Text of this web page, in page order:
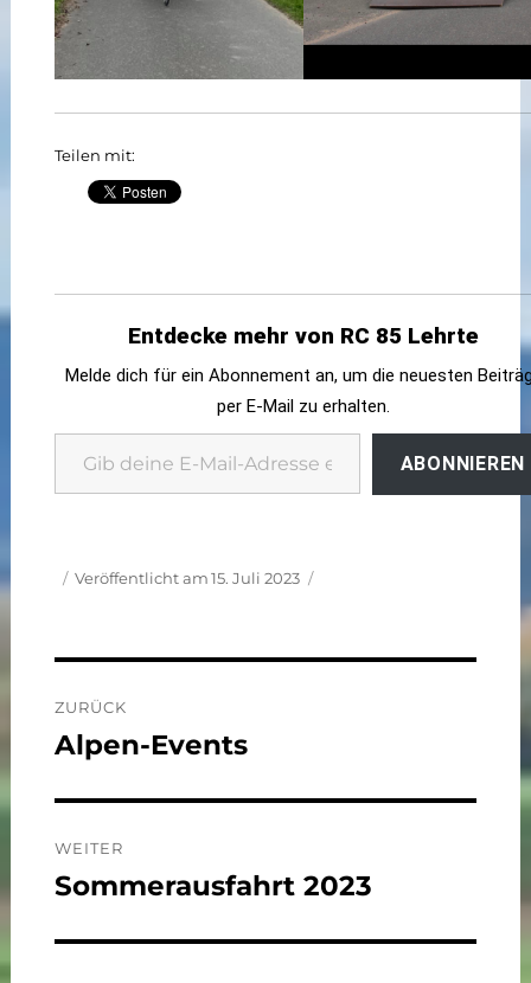
Teilen mit:
Entdecke mehr von RC 85 Lehrte
Melde dich für ein Abonnement an, um die neuesten
per E-Mail zu erhalten.
Gib deine E-Mail-Adresse ein ...
ABONNIEREN
Autor
Veröffentlicht am15. Juli 2023
ZURÜCK
Vorheriger
Alpen-Events
WEITER
Nächster
Sommerausfahrt 2023